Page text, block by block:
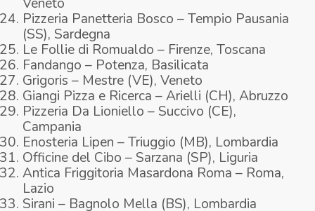
Pizzeria Panetteria Bosco – Tempio Pausania
(SS), Sardegna
Le Follie di Romualdo – Firenze, Toscana
Fandango – Potenza, Basilicata
Grigoris – Mestre (VE), Veneto
Giangi Pizza e Ricerca – Arielli (CH), Abruzzo
Pizzeria Da Lioniello – Succivo (CE),
Campania
Enosteria Lipen – Triuggio (MB), Lombardia
Officine del Cibo – Sarzana (SP), Liguria
Antica Friggitoria Masardona Roma – Roma,
Lazio
Sirani – Bagnolo Mella (BS), Lombardia